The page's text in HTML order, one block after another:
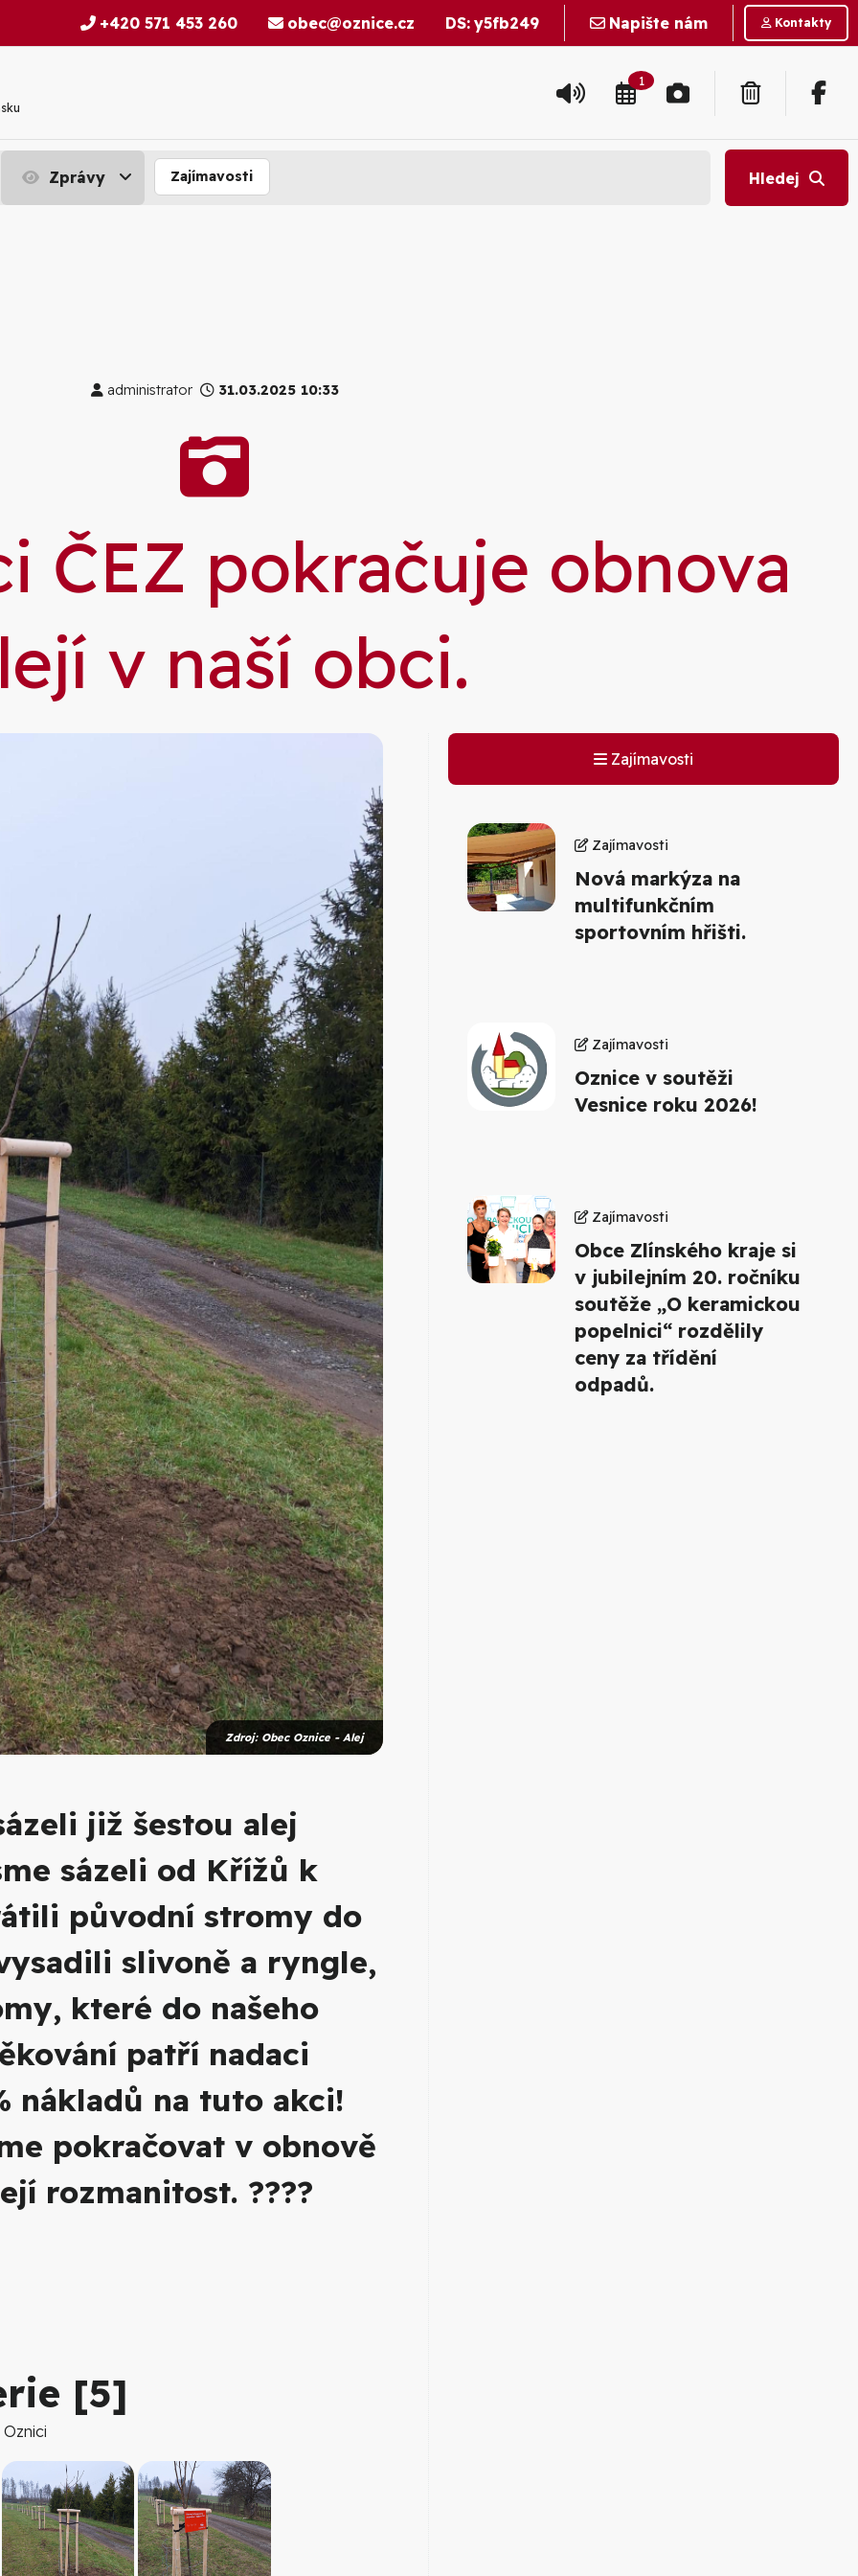
+420 571 453 260 obec@oznice.cz DS: y5fb249 Napište nám Kontakty
1
Zprávy Zajímavosti Hledej
administrator 31.03.2025 10:33
Galerie
ČEZ pokračuje obnova
v naší obci.
Zdroj: Obec Oznice - Alej
již šestou alej
sázeli od Křížů k
původní stromy do
slivoně a ryngle,
které do našeho
patří nadaci
nákladů na tuto akci!
pokračovat v obnově
rozmanitost. ????
[5]
Zajímavosti
Zajímavosti
Nová markýza na
multifunkčním
sportovním hřišti.
Zajímavosti
Oznice v soutěži
Vesnice roku 2026!
Zajímavosti
Obce Zlínského kraje si
v jubilejním 20. ročníku
soutěže „O keramickou
popelnici“ rozdělily
ceny za třídění
odpadů.